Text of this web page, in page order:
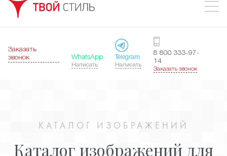
Заказать
звонок
WhatsApp
Написать
Telegram
Написать
8 800 333-97-
14
Заказать звонок
КАТАЛОГ ИЗОБРАЖЕНИЙ
Каталог изображений для